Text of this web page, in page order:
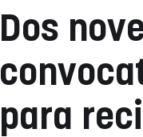
Dos
para